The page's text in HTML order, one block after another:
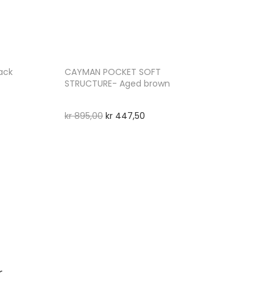
CAYMAN POCKET SOFT
STRUCTURE- Aged brown
kr895,00 kr447,50